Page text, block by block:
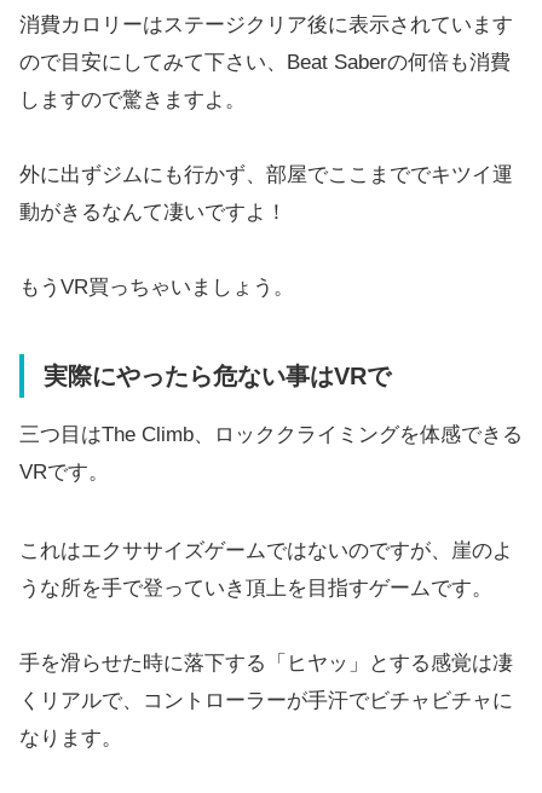
消費カロリーはステージクリア後に表示されています
ので目安にしてみて下さい、Beat Saberの何倍も消費
しますので驚きますよ。
外に出ずジムにも行かず、部屋でここまででキツイ運
動がきるなんて凄いですよ！
もうVR買っちゃいましょう。
実際にやったら危ない事はVRで
三つ目はThe Climb、ロッククライミングを体感できる
VRです。
これはエクササイズゲームではないのですが、崖のよ
うな所を手で登っていき頂上を目指すゲームです。
手を滑らせた時に落下する「ヒヤッ」とする感覚は凄
くリアルで、コントローラーが手汗でビチャビチャに
なります。